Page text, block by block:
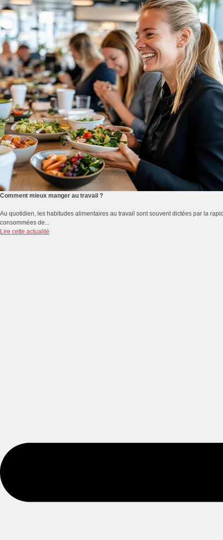
Comment mieux manger au travail ?
Au quotidien, les habitudes alimentaires au travail sont souvent dictées par la
consommées de...
Lire cette actualité